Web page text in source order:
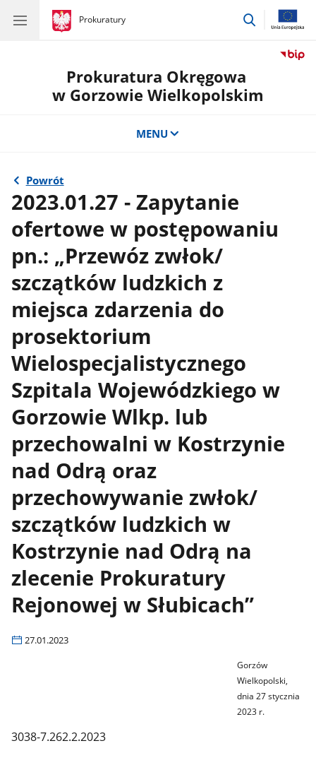
gov.pl
Prokuratury
gov.pl
Prokuratury
przejdź
Prokuratura Okręgowa
w Gorzowie Wielkopolskim
MENU
Powrót
2023.01.27 - Zapytanie
ofertowe w postępowaniu
pn.: „Przewóz zwłok/
szczątków ludzkich z
miejsca zdarzenia do
prosektorium
Wielospecjalistycznego
Szpitala Wojewódzkiego w
Gorzowie Wlkp. lub
przechowalni w Kostrzynie
nad Odrą oraz
przechowywanie zwłok/
szczątków ludzkich w
Kostrzynie nad Odrą na
zlecenie Prokuratury
Rejonowej w Słubicach”
27.01.2023
Gorzów
Wielkopolski,
dnia 27 stycznia
2023 r.
3038-7.262.2.2023